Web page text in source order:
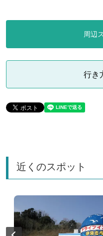
周辺
行き
近くのスポット